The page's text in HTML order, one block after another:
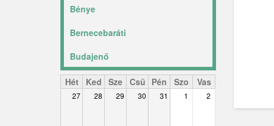
Bénye
Bernecebaráti
Budajenő
Ceglédbercel
Hét Ked Sze Csü Pén Szo Vas
27 28 29 30 31 1 2